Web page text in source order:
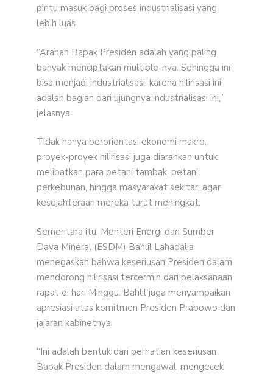
pintu masuk bagi proses industrialisasi yang
lebih luas.
“Arahan Bapak Presiden adalah yang paling
banyak menciptakan multiple-nya. Sehingga ini
bisa menjadi industrialisasi, karena hilirisasi ini
adalah bagian dari ujungnya industrialisasi ini,”
jelasnya.
Tidak hanya berorientasi ekonomi makro,
proyek-proyek hilirisasi juga diarahkan untuk
melibatkan para petani tambak, petani
perkebunan, hingga masyarakat sekitar, agar
kesejahteraan mereka turut meningkat.
Sementara itu, Menteri Energi dan Sumber
Daya Mineral (ESDM) Bahlil Lahadalia
menegaskan bahwa keseriusan Presiden dalam
mendorong hilirisasi tercermin dari pelaksanaan
rapat di hari Minggu. Bahlil juga menyampaikan
apresiasi atas komitmen Presiden Prabowo dan
jajaran kabinetnya.
“Ini adalah bentuk dari perhatian keseriusan
Bapak Presiden dalam mengawal, mengecek